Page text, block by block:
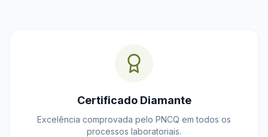
Certificado Diamante
Excelência comprovada pelo PNCQ em todos os
processos laboratoriais.